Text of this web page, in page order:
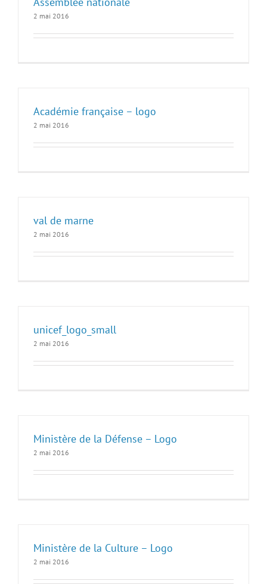
2 mai 2016
Académie française – logo
2 mai 2016
val de marne
2 mai 2016
unicef_logo_small
2 mai 2016
Ministère de la Défense – Logo
2 mai 2016
Ministère de la Culture – Logo
2 mai 2016